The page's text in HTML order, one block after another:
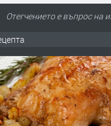
Отегчението е въпрос на